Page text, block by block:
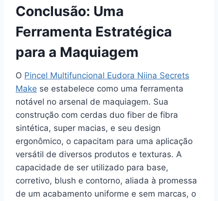
Conclusão: Uma
Ferramenta Estratégica
para a Maquiagem
O Pincel Multifuncional Eudora Niina Secrets
Make se estabelece como uma ferramenta
notável no arsenal de maquiagem. Sua
construção com cerdas duo fiber de fibra
sintética, super macias, e seu design
ergonômico, o capacitam para uma aplicação
versátil de diversos produtos e texturas. A
capacidade de ser utilizado para base,
corretivo, blush e contorno, aliada à promessa
de um acabamento uniforme e sem marcas, o